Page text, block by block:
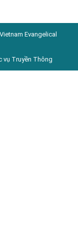
Evangelical
vụ Truyền Thông